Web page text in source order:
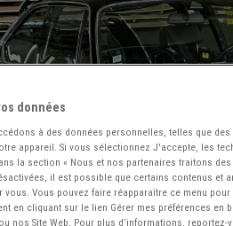
données
à des données personnelles, telles que des
appareil. Si vous sélectionnez J'accepte, les
la section « Nous et nos partenaires traitons
il est possible que certains contenus et
Vous pouvez faire réapparaître ce menu
en cliquant sur le lien Gérer mes préférences en
nos Site Web. Pour plus d’informations,